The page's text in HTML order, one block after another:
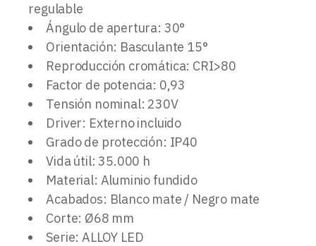
regulable
Ángulo de apertura: 30°
Orientación: Basculante 15°
Reproducción cromática: CRI>80
Factor de potencia: 0,93
Tensión nominal: 230V
Driver: Externo incluido
Grado de protección: IP40
Vida útil: 35.000 h
Material: Aluminio fundido
Acabados: Blanco mate / Negro mate
Corte: Ø68 mm
Serie: ALLOY LED